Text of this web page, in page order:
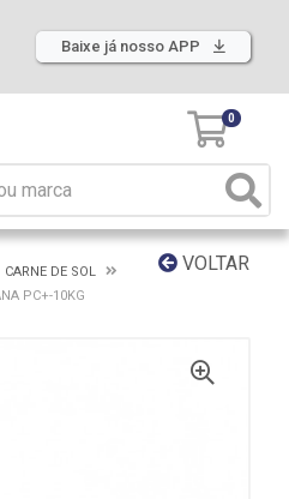
Baixe já nosso APP
0
VOLTAR
CARNE DE SOL
PC+-10KG